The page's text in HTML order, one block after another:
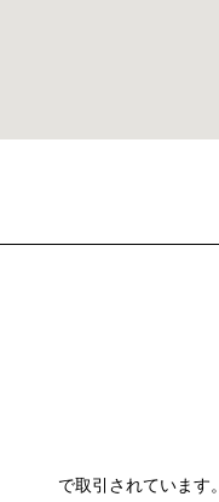
で取引されています。